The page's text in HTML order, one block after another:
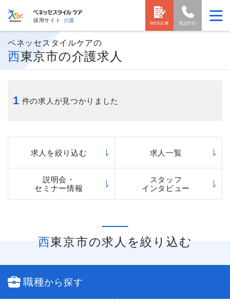
採用サイト 介護
電話対応
WEB応募
ベネッセスタイルケアの
西東京市の介護求人
1 件の求人が見つかりました
求人を絞り込む 求人一覧
説明会・
セミナー情報
スタッフ
インタビュー
西東京市の求人を絞り込む
職種から探す